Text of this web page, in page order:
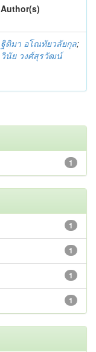
Author(s)
ฐิติมา อโณทัยวลัยกุล;
วินัย วงศ์สุรวัฒน์
1
1
1
1
1